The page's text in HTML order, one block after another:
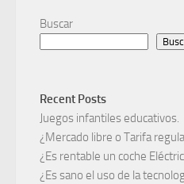
Buscar
Recent Posts
Juegos infantiles educativos.
¿Mercado libre o Tarifa
¿Es rentable un coche
¿Es sano el uso de la